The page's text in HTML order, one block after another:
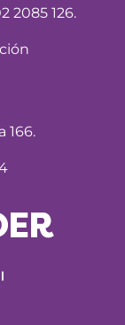
2085 126.
166.